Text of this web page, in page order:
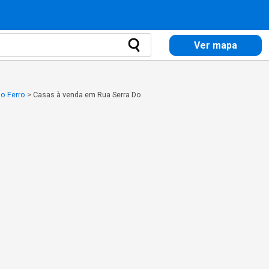
Ver mapa
Ferro > Casas à venda em Rua Serra Do